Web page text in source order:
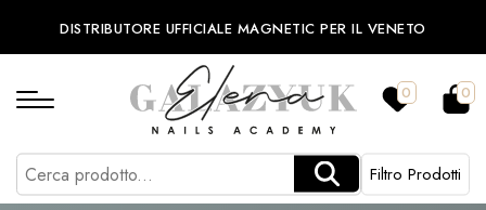
DISTRIBUTORE UFFICIALE MAGNETIC PER IL VENETO
0 0
Filtro Prodotti